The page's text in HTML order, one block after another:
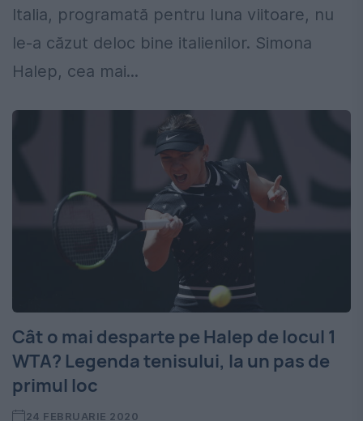
Italia, programată pentru luna viitoare, nu
le-a căzut deloc bine italienilor. Simona
Halep, cea mai...
Cât o mai desparte pe Halep de locul 1
WTA? Legenda tenisului, la un pas de
primul loc
24 FEBRUARIE 2020